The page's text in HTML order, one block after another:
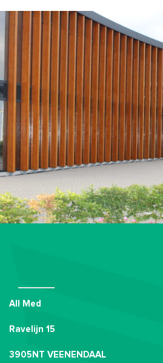
All Med
Ravelijn 15
3905NT VEENENDAAL